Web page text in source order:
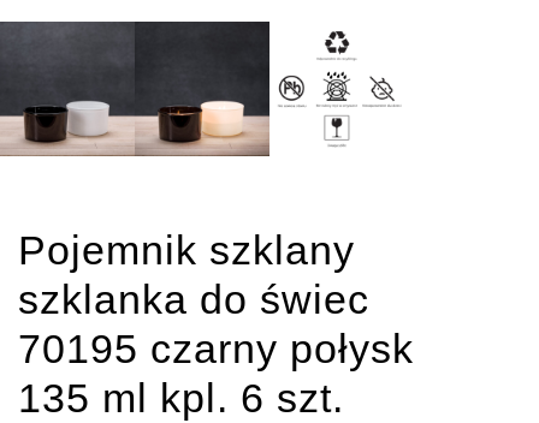
Pojemnik szklany
szklanka do świec
70195 czarny połysk
135 ml kpl. 6 szt.